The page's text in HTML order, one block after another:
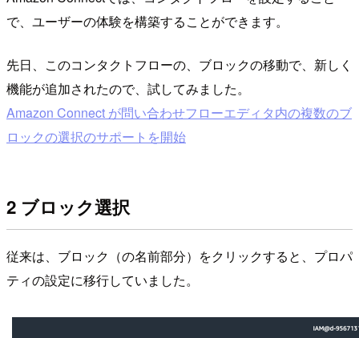
で、ユーザーの体験を構築することができます。
先日、このコンタクトフローの、ブロックの移動で、新しく
機能が追加されたので、試してみました。
Amazon Connect が問い合わせフローエディタ内の複数のブ
ロックの選択のサポートを開始
2 ブロック選択
従来は、ブロック（の名前部分）をクリックすると、プロパ
ティの設定に移行していました。